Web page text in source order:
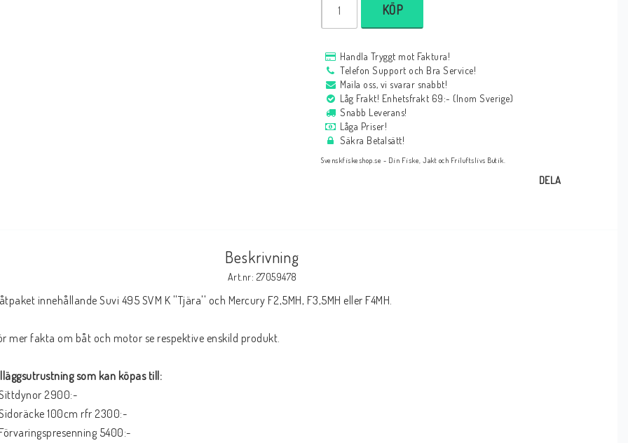
KÖP
Handla Tryggt mot Faktura!
Telefon Support och Bra Service!
Maila oss, vi svarar snabbt!
Låg Frakt! Enhetsfrakt 69:- (Inom Sverige)
Snabb Leverans!
Låga Priser!
Säkra Betalsätt!
Svenskfiskeshop.se - Din Fiske, Jakt och Friluftslivs Butik.
DELA
Beskrivning
Art.nr: 27059478
innehållande Suvi 495 SVM K ''Tjära'' och Mercury F2,5MH, F3,5MH eller F4MH.
mer fakta om båt och motor se respektive enskild produkt.
som kan köpas till:
2900:-
100cm rfr 2300:-
5400:-